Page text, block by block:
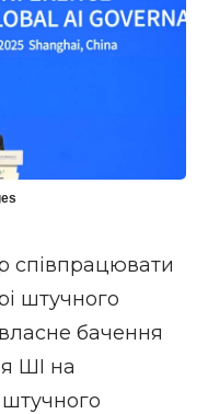
співпрацювати
штучного
бачення
ШІ на
штучного